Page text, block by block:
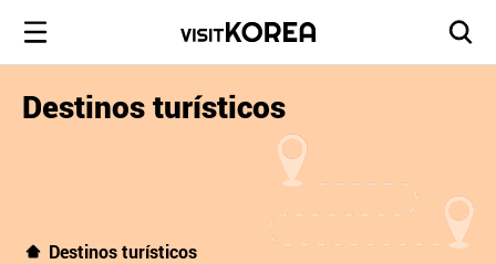
Destinos turísticos
Destinos turísticos